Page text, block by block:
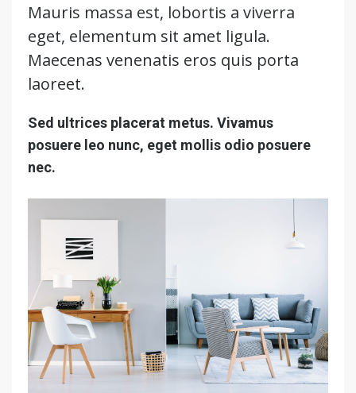
Mauris massa est, lobortis a viverra
eget, elementum sit amet ligula.
Maecenas venenatis eros quis porta
laoreet.
Sed ultrices placerat metus. Vivamus
posuere leo nunc, eget mollis odio posuere
nec.